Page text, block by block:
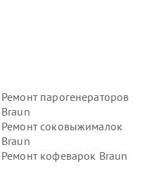
Ремонт парогенераторов
Braun
Ремонт соковыжималок
Braun
Ремонт кофеварок Braun